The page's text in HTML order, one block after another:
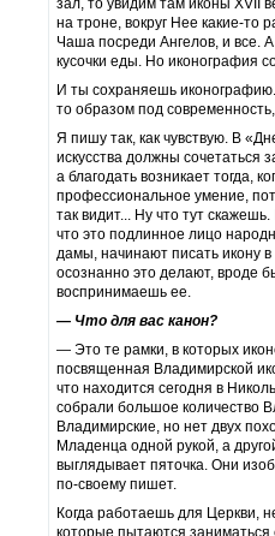
зал, то увидим там иконы ХVII
на троне, вокруг Нее какие-то
Чаша посреди Ангелов, и все.
кусочки еды. Но иконография
И ты сохраняешь
то образом под
Я пишу так, как чувствую. В
искусства должны сочетаться
а благодать возникает тогда,
профессиональное умение,
так видит... Ну что тут
что это подлинное лицо
дамы, начинают писать икону
осознанно это делают, вроде
воспринимаешь ее.
— Что для вас канон?
— Это те рамки, в которых
посвященная Владимирской
что находится сегодня в
собрали большое количество
Владимирские, но нет двух
Младенца одной рукой, а
выглядывает пяточка. Они
по-своему пишет.
Когда работаешь для Церкви,
которые пытаются